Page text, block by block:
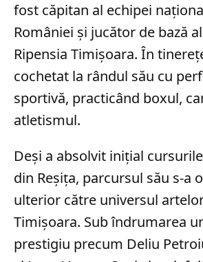
fost căpitan al echipei
României și jucător de bază
Ripensia Timișoara. În
cochetat la rândul său cu
sportivă, practicând boxul,
atletismul.
Deși a absolvit inițial
din Reșița, parcursul său s-a
ulterior către universul
Timișoara. Sub îndrumarea
prestigiu precum Deliu